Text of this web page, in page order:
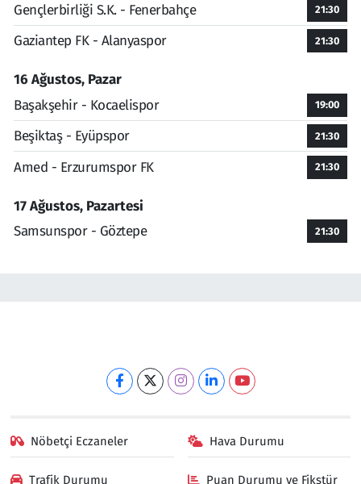
Gençlerbirliği S.K. - Fenerbahçe 21:30
Gaziantep FK - Alanyaspor 21:30
16 Ağustos, Pazar
Başakşehir - Kocaelispor
19:00
Beşiktaş - Eyüpspor 21:30
Amed - Erzurumspor FK 21:30
17 Ağustos, Pazartesi
Samsunspor - Göztepe
21:30
Nöbetçi Eczaneler Hava Durumu
Trafik Durumu Puan Durumu ve Fikstür